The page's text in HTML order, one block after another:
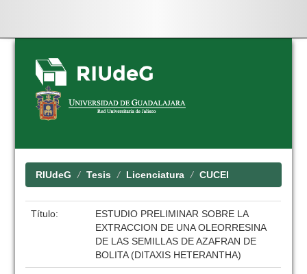
Skip
navigation
RIUdeG Tesis Licenciatura CUCEI
Título:
ESTUDIO PRELIMINAR SOBRE LA
EXTRACCION DE UNA OLEORRESINA
DE LAS SEMILLAS DE AZAFRAN DE
BOLITA (DITAXIS HETERANTHA)